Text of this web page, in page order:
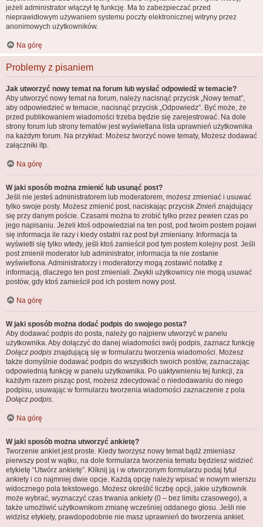
jeżeli administrator włączył tę funkcję. Ma to zabezpieczać przed
nieprawidłowym używaniem systemu poczty elektronicznej witryny przez
anonimowych użytkowników.
Na górę
Problemy z pisaniem
Jak utworzyć nowy temat na forum lub wysłać odpowiedź w temacie?
Aby utworzyć nowy temat na forum, należy nacisnąć przycisk „Nowy temat”,
aby odpowiedzieć w temacie, nacisnąć przycisk „Odpowiedz”. Być może, że
przed publikowaniem wiadomości trzeba będzie się zarejestrować. Na dole
strony forum lub strony tematów jest wyświetlana lista uprawnień użytkownika
na każdym forum. Na przykład: Możesz tworzyć nowe tematy, Możesz dodawać
załączniki itp.
Na górę
W jaki sposób można zmienić lub usunąć post?
Jeśli nie jesteś administratorem lub moderatorem, możesz zmieniać i usuwać
tylko swoje posty. Możesz zmienić post, naciskając przyciskZmień znajdujący
się przy danym poście. Czasami można to zrobić tylko przez pewien czas po
jego napisaniu. Jeżeli ktoś odpowiedział na ten post, pod twoim postem pojawi
się informacja ile razy i kiedy ostatni raz post był zmieniany. Informacja ta
wyświetli się tylko wtedy, jeśli ktoś zamieścił pod tym postem kolejny post. Jeśli
post zmienił moderator lub administrator, informacja ta nie zostanie
wyświetlona. Administratorzy i moderatorzy mogą zostawić notatkę z
informacją, dlaczego ten post zmieniali. Zwykli użytkownicy nie mogą usuwać
postów, gdy ktoś zamieścił pod ich postem nowy post.
Na górę
W jaki sposób można dodać podpis do swojego posta?
Aby dodawać podpis do posta, należy go najpierw utworzyć w panelu
użytkownika. Aby dołączyć do danej wiadomości swój podpis, zaznacz funkcję
Dołącz podpis znajdującą się w formularzu tworzenia wiadomości. Możesz
także domyślnie dodawać podpis do wszystkich swoich postów, zaznaczając
odpowiednią funkcję w panelu użytkownika. Po uaktywnieniu tej funkcji, za
każdym razem pisząc post, możesz zdecydować o niedodawaniu do niego
podpisu, usuwając w formularzu tworzenia wiadomości zaznaczenie z pola
Dołącz podpis.
Na górę
W jaki sposób można utworzyć ankietę?
Tworzenie ankiet jest proste. Kiedy tworzysz nowy temat bądź zmieniasz
pierwszy post w wątku, na dole formularza tworzenia tematu będziesz widzieć
etykietę “Utwórz ankietę”. Kliknij ją i w otworzonym formularzu podaj tytuł
ankiety i co najmniej dwie opcje. Każdą opcję należy wpisać w nowym wierszu
widocznego pola tekstowego. Możesz określić liczbę opcji, jakie użytkownik
może wybrać, wyznaczyć czas trwania ankiety (0 – bez limitu czasowego), a
także umożliwić użytkownikom zmianę wcześniej oddanego głosu. Jeśli nie
widzisz etykiety, prawdopodobnie nie masz uprawnień do tworzenia ankiet.